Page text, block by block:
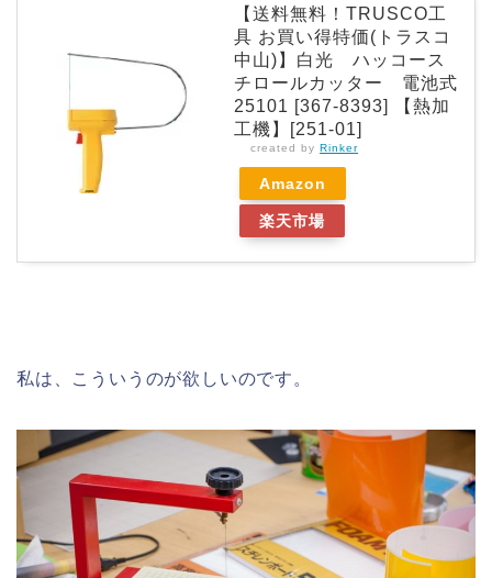
【送料無料！TRUSCO工
具 お買い得特価(トラスコ
中山)】白光 ハッコース
チロールカッター 電池式
25101 [367-8393] 【熱加
工機】[251-01]
created by Rinker
Amazon
楽天市場
私は、こういうのが欲しいのです。